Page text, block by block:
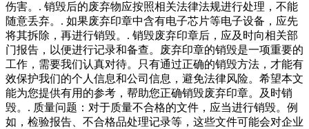
伤害。. 销毁后的废弃物应按照相关法律法规进行处理，不能
随意丢弃。. 如果废弃印章中含有电子芯片等电子设备，应先
将其拆除，再进行销毁。. 销毁废弃印章后，应及时向相关部
门报告，以便进行记录和备查。废弃印章的销毁是一项重要的
工作，需要我们认真对待。只有通过正确的销毁方法，才能有
效保护我们的个人信息和公司信息，避免法律风险。希望本文
能为您提供有用的参考，帮助您正确销毁废弃印章。及时销
毁。. 质量问题：对于质量不合格的文件，应当进行销毁。例
如，检验报告、不合格品处理记录等，这些文件可能会对企业